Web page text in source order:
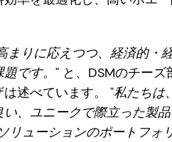
りに応えつつ、経済的・
です。 " と、DSMのチーズ
述べています。 "私たちは
、ユニークで際立った製
リューションのポートフォ